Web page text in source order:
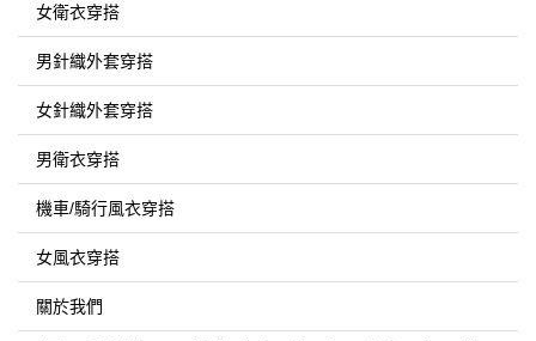
女衛衣穿搭
男針織外套穿搭
女針織外套穿搭
男衛衣穿搭
機車/騎行風衣穿搭
女風衣穿搭
關於我們